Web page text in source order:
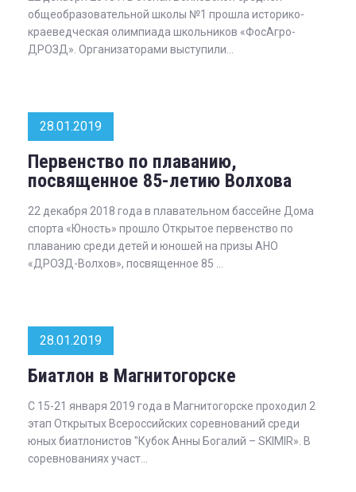
общеобразовательной школы №1 прошла историко-
краеведческая олимпиада школьников «ФосАгро-
ДРОЗД». Организаторами выступили...
28.01.2019
Первенство по плаванию,
посвященное 85-летию Волхова
22 декабря 2018 года в плавательном бассейне Дома
спорта «Юность» прошло Открытое первенство по
плаванию среди детей и юношей на призы АНО
«ДРОЗД-Волхов», посвященное 85 ...
28.01.2019
Биатлон в Магнитогорске
С 15-21 января 2019 года в Магнитогорске проходил 2
этап Открытых Всероссийских соревнований среди
юных биатлонистов "Кубок Анны Богалий – SKIMIR». В
соревнованиях участ...